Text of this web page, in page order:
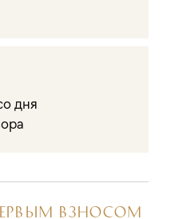
дня
ВЗНОСОМ